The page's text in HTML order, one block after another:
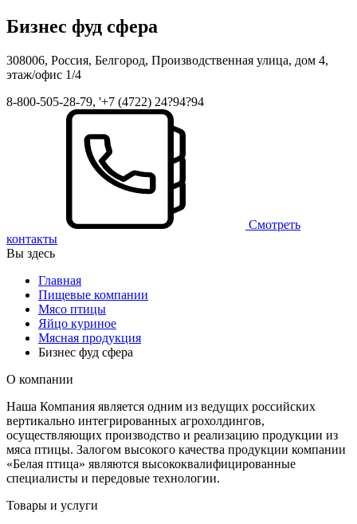
Бизнес фуд сфера
308006, Россия, Белгород, Производственная улица, дом 4,
этаж/офис 1/4
8-800-505-28-79, '+7 (4722) 24?94?94
Смотреть
контакты
Вы здесь
Главная
Пищевые компании
Мясо птицы
Яйцо куриное
Мясная продукция
Бизнес фуд сфера
О компании
Наша Компания является одним из ведущих российских
вертикально интегрированных агрохолдингов,
осуществляющих производство и реализацию продукции из
мяса птицы. Залогом высокого качества продукции компании
«Белая птица» являются высококвалифицированные
специалисты и передовые технологии.
Товары и услуги